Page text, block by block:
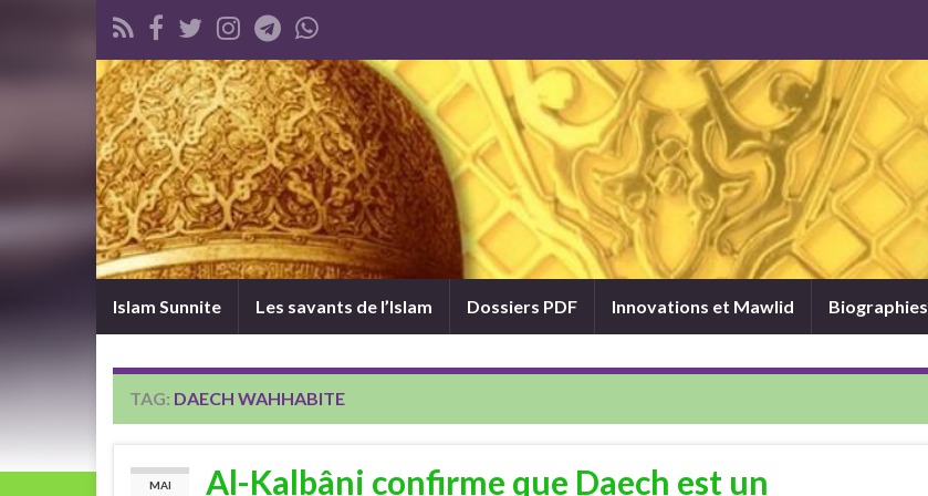
Islam Sunnite Les savants de l’Islam Dossiers PDF Innovations et Mawlid Biographies
TAG: DAECH WAHHABITE
MAI Al-Kalbâni confirme que Daech est un